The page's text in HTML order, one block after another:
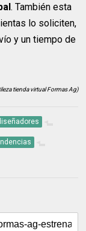
. También esta
lo soliciten,
y un tiempo de
tienda virtual Formas Ag)